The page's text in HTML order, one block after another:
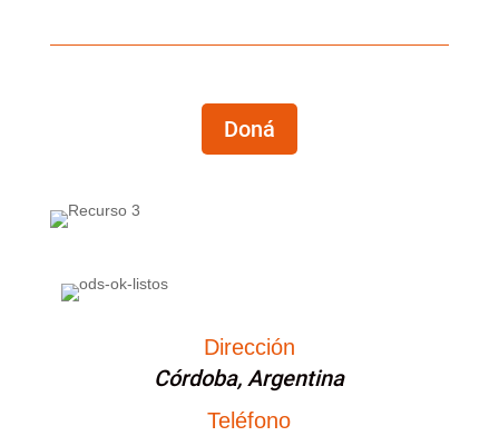
Doná
Dirección
Córdoba, Argentina
Teléfono